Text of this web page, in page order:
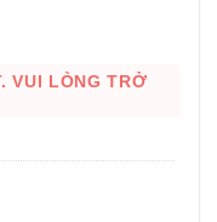
VUI LÒNG TRỞ